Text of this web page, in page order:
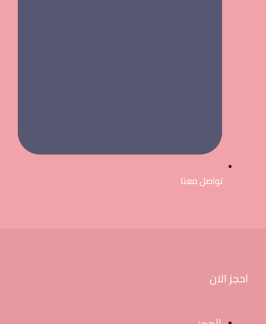
تواصل معنا
احجز الان